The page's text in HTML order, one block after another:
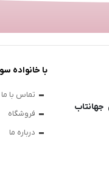
با خانواده
تماس با ما
فروشگاه
درباره ما